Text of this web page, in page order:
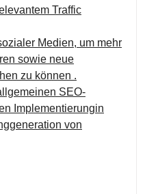
Traffic
Medien, um mehr
sowie neue
zu können .
SEO-
Implementierungin
von